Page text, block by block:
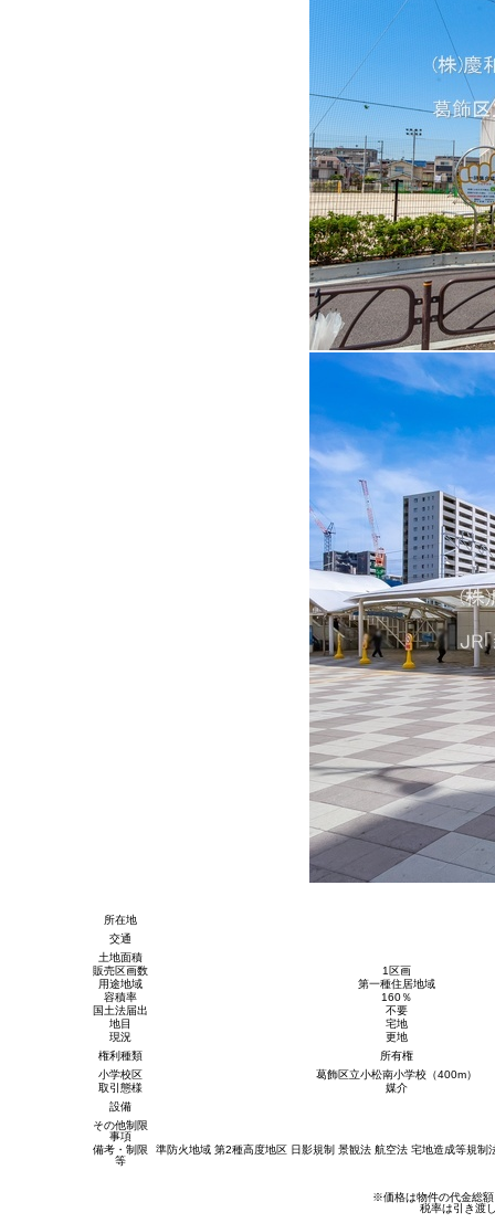
所在地
交通
土地面積
販売区画数
1区画
用途地域
第一種住居地域
容積率
160％
国土法届出
不要
地目
宅地
現況
更地
権利種類
所有権
小学校区
葛飾区立小松南小学校（400m）
取引態様
媒介
設備
その他制限
事項
備考・制限
等
準防火地域 第2種高度地区 日影規制 景観法 航空法 宅地造成等規
※価格は物件の代金総
税率は引き渡